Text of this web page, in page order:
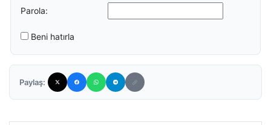
Parola:
Beni hatırla
Paylaş: